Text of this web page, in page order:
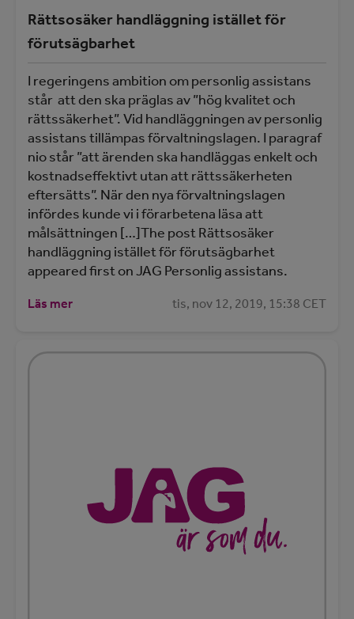
Rättsosäker handläggning istället för
förutsägbarhet
I regeringens ambition om personlig assistans
står att den ska präglas av ”hög kvalitet och
rättssäkerhet”. Vid handläggningen av personlig
assistans tillämpas förvaltningslagen. I paragraf
nio står ”att ärenden ska handläggas enkelt och
kostnadseffektivt utan att rättssäkerheten
eftersätts”. När den nya förvaltningslagen
infördes kunde vi i förarbetena läsa att
målsättningen […]The post Rättsosäker
handläggning istället för förutsägbarhet
appeared first on JAG Personlig assistans.
Läs mer tis, nov 12, 2019, 15:38 CET